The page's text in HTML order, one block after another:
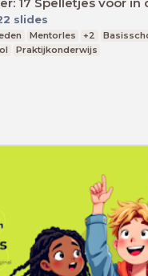
slides
Mentorles +2
Praktijkonderwijs